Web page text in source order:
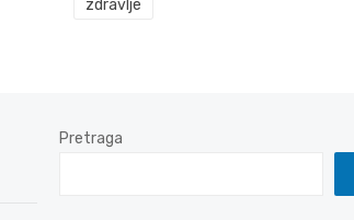
zdravlje
Pretraga